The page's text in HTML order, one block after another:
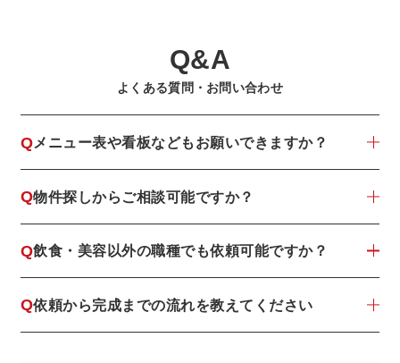
Q&A
よくある質問・お問い合わせ
Qメニュー表や看板などもお願いできますか？
Q物件探しからご相談可能ですか？
Q飲食・美容以外の職種でも依頼可能ですか？
Q依頼から完成までの流れを教えてください